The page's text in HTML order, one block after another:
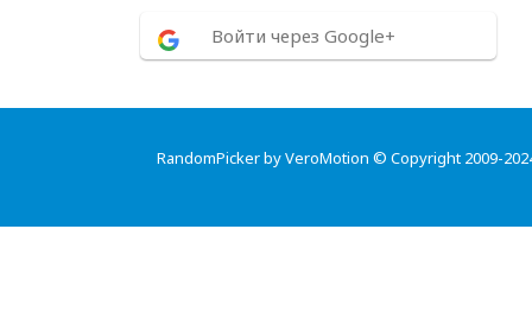
Войти через Google+
RandomPicker by VeroMotion © Copyright 2009-